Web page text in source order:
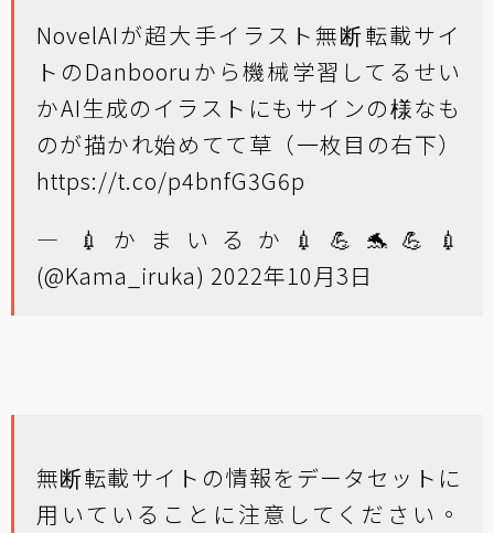
NovelAIが超大手イラスト無断転載サイ
トのDanbooruから機械学習してるせい
かAI生成のイラストにもサインの様なも
のが描かれ始めてて草（一枚目の右下）
https://t.co/p4bnfG3G6p
— 💉かまいるか💉💪🐬💪💉
(@Kama_iruka) 2022年10月3日
無断転載サイトの情報をデータセットに
用いていることに注意してください。